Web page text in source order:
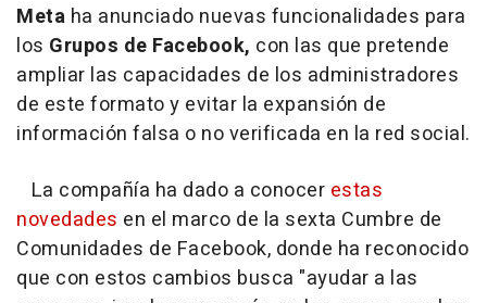
Meta ha anunciado nuevas funcionalidades para
los Grupos de Facebook, con las que pretende
ampliar las capacidades de los administradores
de este formato y evitar la expansión de
información falsa o no verificada en la red social.
La compañía ha dado a conocer estas
novedades en el marco de la sexta Cumbre de
Comunidades de Facebook, donde ha reconocido
que con estos cambios busca "ayudar a las